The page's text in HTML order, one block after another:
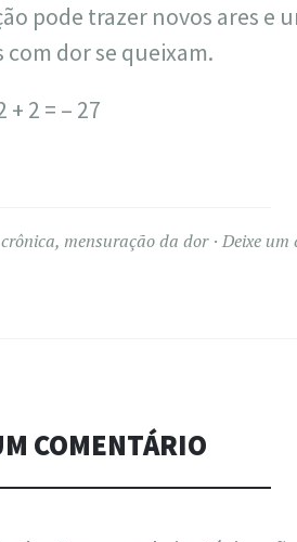
pode trazer novos ares e
dor se queixam.
2 = – 27
, mensuração da dor Deixe um
COMENTÁRIO